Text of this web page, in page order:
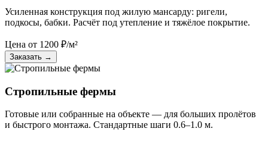
Усиленная конструкция под жилую мансарду: ригели,
подкосы, бабки. Расчёт под утепление и тяжёлое покрытие.
Цена от 1200 ₽/м²
Заказать →
Стропильные фермы
Готовые или собранные на объекте — для больших пролётов
и быстрого монтажа. Стандартные шаги 0.6–1.0 м.